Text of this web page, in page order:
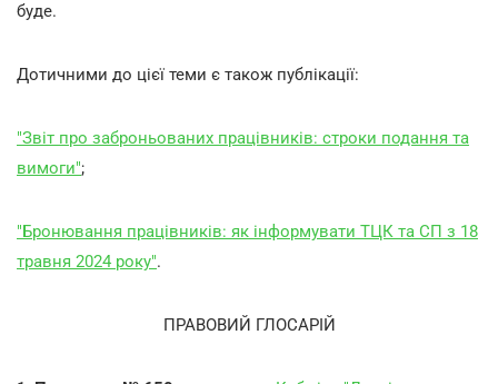
буде.
Дотичними до цієї теми є також публікації:
"Звіт про заброньованих працівників: строки подання та
вимоги";
"Бронювання працівників: як інформувати ТЦК та СП з 18
травня 2024 року".
ПРАВОВИЙ ГЛОСАРІЙ